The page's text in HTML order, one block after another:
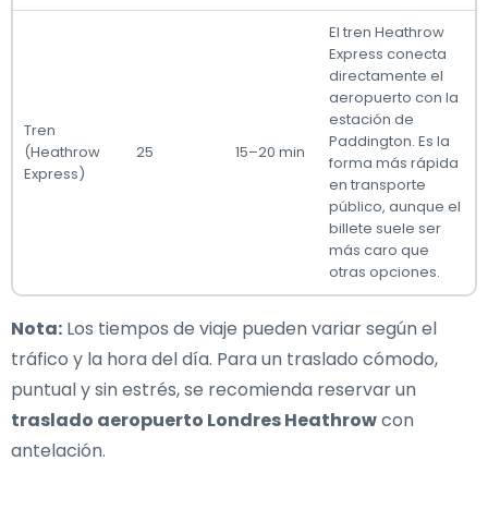
Tren
(Heathrow
Express)
25 15–20 min
El tren Heathrow
Express conecta
directamente el
aeropuerto con la
estación de
Paddington. Es la
forma más rápida
en transporte
público, aunque el
billete suele ser
más caro que
otras opciones.
Nota: Los tiempos de viaje pueden variar según el
tráfico y la hora del día. Para un traslado cómodo,
puntual y sin estrés, se recomienda reservar un
traslado aeropuerto Londres Heathrowcon
antelación.